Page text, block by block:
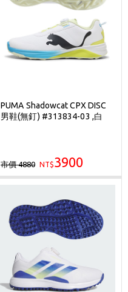
PUMA Shadowcat CPX DISC
男鞋(無釘) #313834-03 ,白
市價 4880 NT$3900